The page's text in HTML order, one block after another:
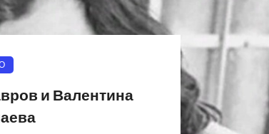
и Валентина